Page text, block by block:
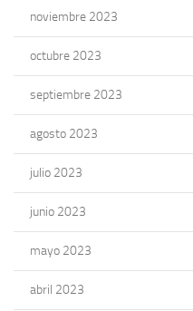
noviembre 2023
octubre 2023
septiembre 2023
agosto 2023
julio 2023
junio 2023
mayo 2023
abril 2023